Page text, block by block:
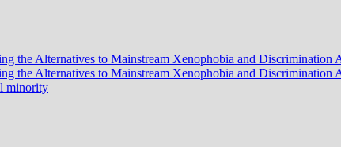
the Alternatives to Mainstream Xenophobia and
the Alternatives to Mainstream Xenophobia and
minority